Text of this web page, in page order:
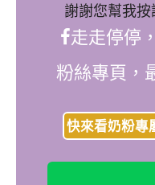
謝謝您幫我按
走走停停
粉絲專頁，
快來看奶粉專